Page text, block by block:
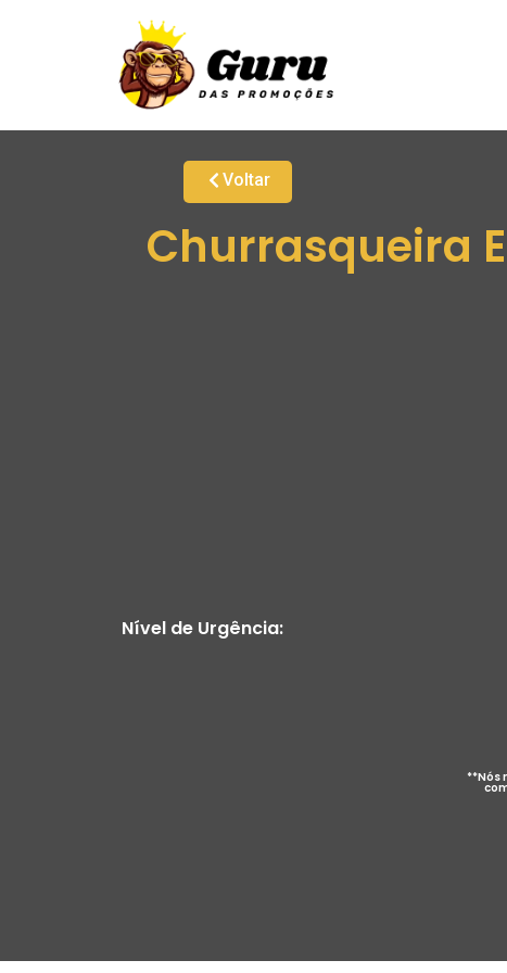
Voltar
Churrasqueira
Nível de Urgência:
**Nós